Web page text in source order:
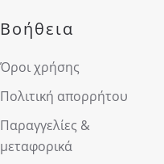
Βοήθεια
Όροι χρήσης
Πολιτική απορρήτου
Παραγγελίες &
μεταφορικά